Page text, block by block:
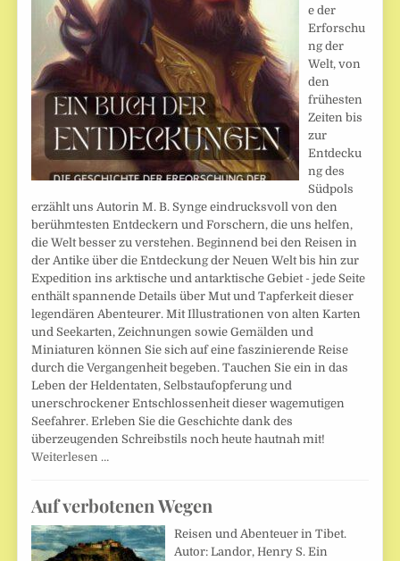
e der
Erforschu
ng der
Welt, von
den
frühesten
Zeiten bis
zur
Entdecku
ng des
Südpols
erzählt uns Autorin M. B. Synge eindrucksvoll von den
berühmtesten Entdeckern und Forschern, die uns helfen,
die Welt besser zu verstehen. Beginnend bei den Reisen in
der Antike über die Entdeckung der Neuen Welt bis hin zur
Expedition ins arktische und antarktische Gebiet - jede Seite
enthält spannende Details über Mut und Tapferkeit dieser
legendären Abenteurer. Mit Illustrationen von alten Karten
und Seekarten, Zeichnungen sowie Gemälden und
Miniaturen können Sie sich auf eine faszinierende Reise
durch die Vergangenheit begeben. Tauchen Sie ein in das
Leben der Heldentaten, Selbstaufopferung und
unerschrockener Entschlossenheit dieser wagemutigen
Seefahrer. Erleben Sie die Geschichte dank des
überzeugenden Schreibstils noch heute hautnah mit!
Weiterlesen …
Auf verbotenen Wegen
Reisen und Abenteuer in Tibet.
Autor: Landor, Henry S. Ein